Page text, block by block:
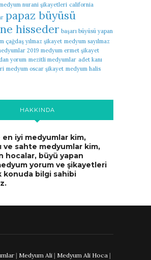
nurani şikayetleri california
papaz büyüsü
hisseder başarı büyüsü yapan
çağdaş yılmaz şikayet medyum sayılmaz
2019 medyum ermet şikayet
yorum mezitli medyumlar adet kanı
medyum oscar şikayet medyum halis
HAKKINDA
iyi medyumlar kim,
ve sahte medyumlar kim,
hocalar, büyü yapan
yorum ve şikayetleri
konuda bilgi sahibi
| Medyum Ali| Medyum Ali Hoca |